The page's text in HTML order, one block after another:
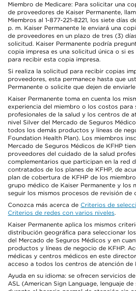
Miembro de Medicare: Para solicitar una
de proveedores de Kaiser Permanente,
Miembros al 1-877-221-8221, los siete días
p. m. Kaiser Permanente le enviará una
de proveedores en un plazo de tres (3)
solicitud. Kaiser Permanente podría
copia impresa es una solicitud única o si
para recibir esta copia impresa.
Si realiza la solicitud para recibir copias
proveedores, esta permanece hasta que
Permanente o solicite que dejen de
Kaiser Permanente toma en cuenta los
experiencia del miembro o los costos para
profesionales de la salud y los centros de
nivel Silver del Mercado de Seguros
todos los demás productos y líneas de
Foundation Health Plan). Los miembros
Mercado de Seguros Médicos de KFHP
proveedores del cuidado de la salud
complementarios que participan en la red
contratados de los planes de KFHP, de
plan de cobertura de KFHP de los
grupo médico de Kaiser Permanente y los
seguir los mismos procesos de revisión de
Conozca más acerca de Criterios de
Criterios de redes con varios niveles.
Kaiser Permanente aplica los mismos
distribución geográfica para seleccionar
del Mercado de Seguros Médicos y en
productos y líneas de negocio de KFHP.
médicas y centros médicos en este
acceso a todos los centros de atención de
Ayuda en su idioma: se ofrecen servicios
ASL (American Sign Language, lenguaje de